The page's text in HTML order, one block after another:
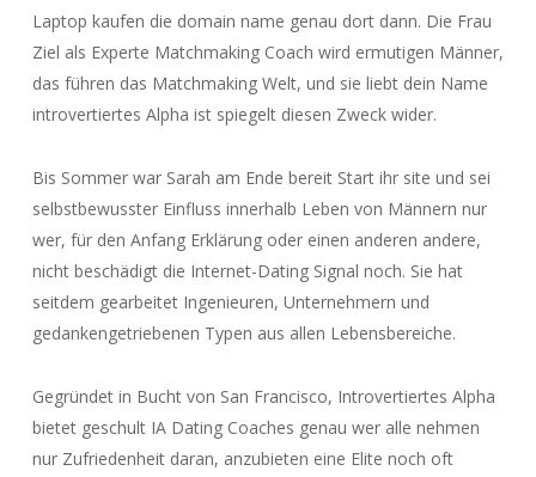
Laptop kaufen die domain name genau dort dann. Die Frau
Ziel als Experte Matchmaking Coach wird ermutigen Männer,
das führen das Matchmaking Welt, und sie liebt dein Name
introvertiertes Alpha ist spiegelt diesen Zweck wider.
Bis Sommer war Sarah am Ende bereit Start ihr site und sei
selbstbewusster Einfluss innerhalb Leben von Männern nur
wer, für den Anfang Erklärung oder einen anderen andere,
nicht beschädigt die Internet-Dating Signal noch. Sie hat
seitdem gearbeitet Ingenieuren, Unternehmern und
gedankengetriebenen Typen aus allen Lebensbereiche.
Gegründet in Bucht von San Francisco, Introvertiertes Alpha
bietet geschult IA Dating Coaches genau wer alle nehmen
nur Zufriedenheit daran, anzubieten eine Elite noch oft